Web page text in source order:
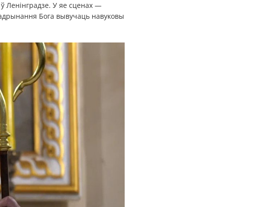
Ленінградзе. У яе сценах —
Бога вывучаць навуковы